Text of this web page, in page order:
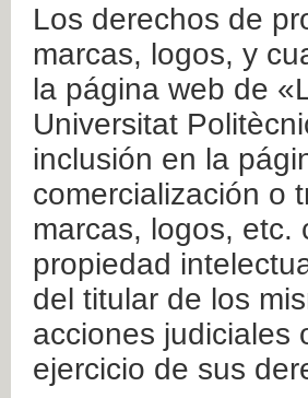
Los derechos de
marcas, logos, y
la página web de
Universitat
inclusión en la
comercialización o
marcas, logos, etc.
propiedad
del titular de los
acciones judiciales
ejercicio de sus